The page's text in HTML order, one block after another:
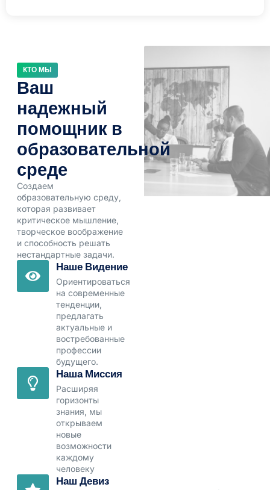
КТО МЫ
Ваш
надежный
помощник в
образовательной
среде
Создаем
образовательную среду,
которая развивает
критическое мышление,
творческое воображение
и способность решать
нестандартные задачи.
Наше Видение
Ориентироваться
на современные
тенденции,
предлагать
актуальные и
востребованные
профессии
будущего.
Наша Миссия
Расширяя
горизонты
знания, мы
открываем
новые
возможности
каждому
человеку
Наш Девиз